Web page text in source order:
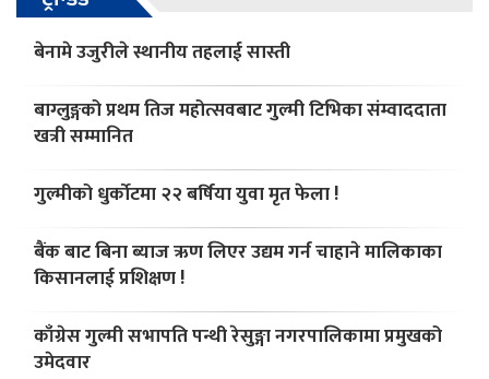
बेनामे उजुरीले स्थानीय तहलाई सास्ती
बाग्लुङ्गको प्रथम तिज महोत्सवबाट गुल्मी टिभिका संम्वाददाता
खत्री सम्मानित
गुल्मीको धुर्काेटमा २२ बर्षिया युवा मृत फेला !
बैंक बाट बिना ब्याज ऋण लिएर उद्यम गर्न चाहाने मालिकाका
किसानलाई प्रशिक्षण !
काँग्रेस गुल्मी सभापति पन्थी रेसुङ्गा नगरपालिकामा प्रमुखको
उमेदवार